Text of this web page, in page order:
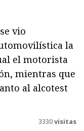
vio
la
el motorista
mientras que
al alcotest
3330visitas